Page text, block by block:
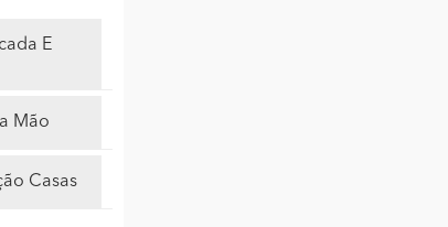
E
Mão
Casas